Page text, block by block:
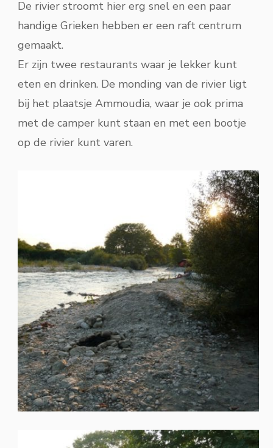
De rivier stroomt hier erg snel en een paar
handige Grieken hebben er een raft centrum
gemaakt.
Er zijn twee restaurants waar je lekker kunt
eten en drinken. De monding van de rivier ligt
bij het plaatsje Ammoudia, waar je ook prima
met de camper kunt staan en met een bootje
op de rivier kunt varen.